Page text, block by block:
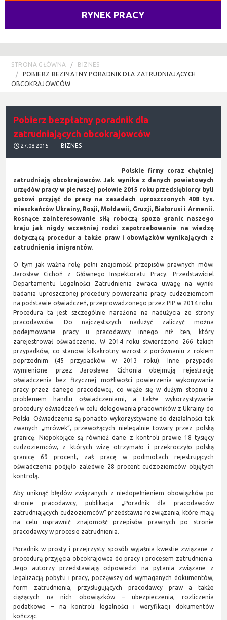
RYNEK PRACY
STRONA GŁÓWNA
BIZNES
POBIERZ BEZPŁATNY PORADNIK DLA ZATRUDNIAJĄCYCH
OBCOKRAJOWCÓW
Pobierz bezpłatny poradnik dla
zatrudniających obcokrajowców
27.08.2015 BIZNES
Polskie firmy coraz chętniej
zatrudniają obcokrajowców. Jak wynika z danych powiatowych
urzędów pracy w pierwszej połowie 2015 roku przedsiębiorcy byli
gotowi przyjąć do pracy na zasadach uproszczonych 408 tys.
mieszkańców Ukrainy, Rosji, Mołdawii, Gruzji, Białorusi i Armenii.
Rosnące zainteresowanie siłą roboczą spoza granic naszego
kraju jak nigdy wcześniej rodzi zapotrzebowanie na wiedzę
dotyczącą procedur a także praw i obowiązków wynikających z
zatrudnienia imigrantów.
O tym jak ważna rolę pełni znajomość przepisów prawnych mówi
Jarosław Cichoń z Głównego Inspektoratu Pracy. Przedstawiciel
Departamentu Legalności Zatrudnienia zwraca uwagę na wyniki
badania uproszczonej procedury powierzania pracy cudzoziemcom
na podstawie oświadczeń, przeprowadzonego przez PIP w 2014 roku.
Procedura ta jest szczególnie narażona na nadużycia ze strony
pracodawców. Do najczęstszych nadużyć zaliczyć można
podejmowanie pracy u pracodawcy innego niż ten, który
zarejestrował oświadczenie. W 2014 roku stwierdzono 266 takich
przypadków, co stanowi kilkakrotny wzrost z porównaniu z rokiem
poprzednim (45 przypadków w 2013 roku). Inne przypadki
wymienione przez Jarosława Cichonia obejmują rejestrację
oświadczenia bez fizycznej możliwości powierzenia wykonywania
pracy przez danego pracodawcę, co wiąże się w dużym stopniu z
problemem handlu oświadczeniami, a także wykorzystywanie
procedury oświadczeń w celu delegowania pracowników z Ukrainy do
Polski. Oświadczenia są ponadto wykorzystywane do działalności tak
zwanych „mrówek”, przewożących nielegalnie towary przez polską
granicę. Niepokojące są również dane z kontroli prawie 18 tysięcy
cudzoziemców, z których wizę otrzymało i przekroczyło polską
granicę 69 procent, zaś pracę w podmiotach rejestrujących
oświadczenia podjęło zaledwie 28 procent cudzoziemców objętych
kontrolą.
Aby uniknąć błędów związanych z niedopełnieniem obowiązków po
stronie pracodawcy, publikacja „Poradnik dla pracodawców
zatrudniających cudzoziemców” przedstawia rozwiązania, które mają
na celu usprawnić znajomość przepisów prawnych po stronie
pracodawcy w procesie zatrudnienia.
Poradnik w prosty i przejrzysty sposób wyjaśnia kwestie związane z
procedurą przyjęcia obcokrajowca do pracy i procesem zatrudnienia.
Jego autorzy przedstawiają odpowiedzi na pytania związane z
legalizacją pobytu i pracy, począwszy od wymaganych dokumentów,
form zatrudnienia, przysługujących pracodawcy praw a także
ciążących na nich obowiązków – ubezpieczenia, rozliczenia
podatkowe – na kontroli legalności i weryfikacji dokumentów
kończąc.